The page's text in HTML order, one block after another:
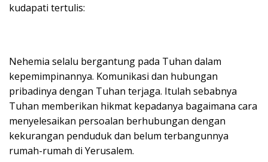
kudapati tertulis:
Nehemia selalu bergantung pada Tuhan dalam
kepemimpinannya. Komunikasi dan hubungan
pribadinya dengan Tuhan terjaga. Itulah sebabnya
Tuhan memberikan hikmat kepadanya bagaimana cara
menyelesaikan persoalan berhubungan dengan
kekurangan penduduk dan belum terbangunnya
rumah-rumah di Yerusalem.